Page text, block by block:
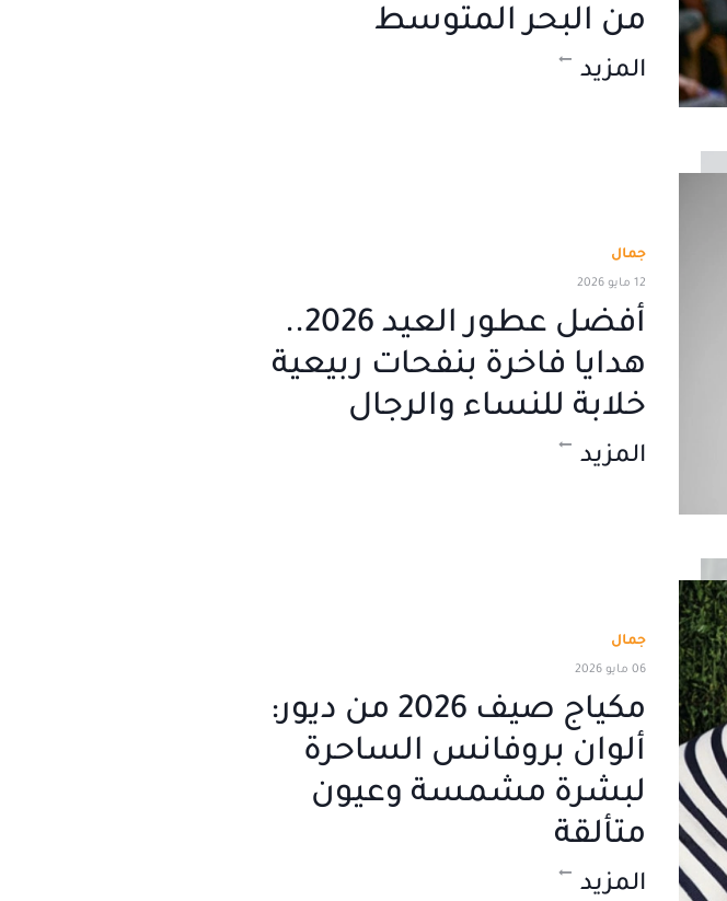
من البحر المتوسط
المزيد
جمال
12 مايو 2026
أفضل عطور العيد 2026..
هدايا فاخرة بنفحات ربيعية
خلابة للنساء والرجال
المزيد
جمال
06 مايو 2026
مكياج صيف 2026 من ديور:
ألوان بروفانس الساحرة
لبشرة مشمسة وعيون
متألقة
المزيد